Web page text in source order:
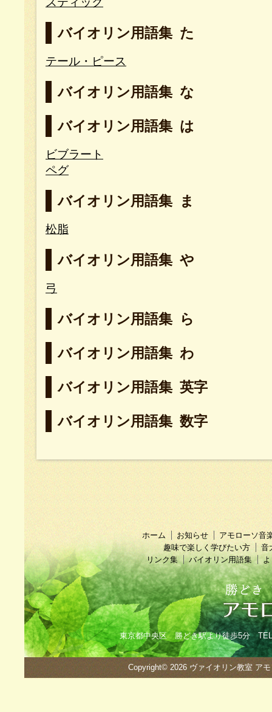
バイオリン用語集 た
テール・ピース
バイオリン用語集 な
バイオリン用語集 は
ビブラート
ペグ
バイオリン用語集 ま
松脂
バイオリン用語集 や
弓
バイオリン用語集 ら
バイオリン用語集 わ
バイオリン用語集 英字
バイオリン用語集 数字
ホーム お知らせ
アモローソ音
趣味で楽しく学びたい方
音
リンク集
バイオリン用語集
東京都中央区 勝どき駅より徒歩5分
Copyright© 2026 ヴァイオリン教室 ア